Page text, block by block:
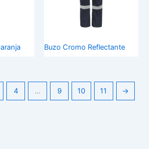
Buzo Cromo Reflectante
4 … 9 10 11 →